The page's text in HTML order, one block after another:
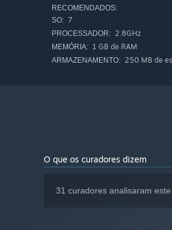
RECOMENDADOS:
SO: 7
PROCESSADOR: 2.8GHz
MEMÓRIA: 1 GB de RAM
ARMAZENAMENTO: 250 MB de
O que os curadores dizem
31 curadores analisaram